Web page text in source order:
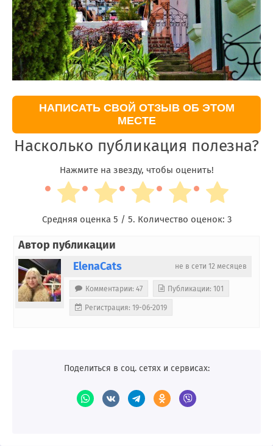
НАПИСАТЬ СВОЙ ОТЗЫВ ОБ ЭТОМ
МЕСТЕ
Насколько публикация полезна?
Нажмите на звезду, чтобы оценить!
Средняя оценка 5 / 5. Количество оценок: 3
Автор публикации
не в сети 12 месяцев
ElenaCats
Комментарии: 47 Публикации: 101
Регистрация: 19-06-2019
Поделиться в соц. сетях и сервисах: